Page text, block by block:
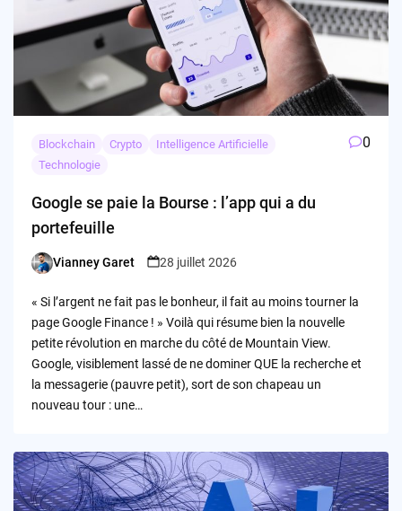
Blockchain Crypto
Intelligence Artificielle
Technologie
0
Google se paie la Bourse : l’app qui a du
portefeuille
Posted
Vianney Garet 28 juillet 2026
« Si l’argent ne fait pas le bonheur, il fait au moins tourner la
page Google Finance ! » Voilà qui résume bien la nouvelle
petite révolution en marche du côté de Mountain View.
Google, visiblement lassé de ne dominer QUE la recherche et
la messagerie (pauvre petit), sort de son chapeau un
nouveau tour : une…